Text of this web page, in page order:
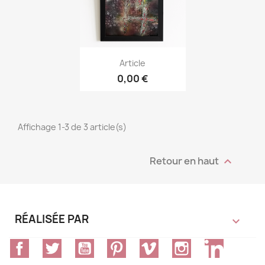
Article
0,00 €
Affichage 1-3 de 3 article(s)
Retour en haut 
RÉALISÉE PAR 
FacebookTwitter YouTube PinterestVimeo InstagramLinkedIn